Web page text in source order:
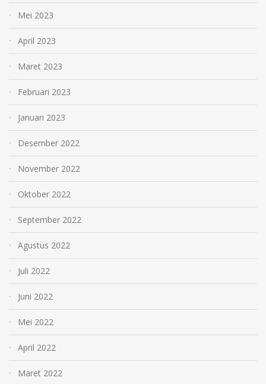
Mei 2023
April 2023
Maret 2023
Februari 2023
Januari 2023
Desember 2022
November 2022
Oktober 2022
September 2022
Agustus 2022
Juli 2022
Juni 2022
Mei 2022
April 2022
Maret 2022